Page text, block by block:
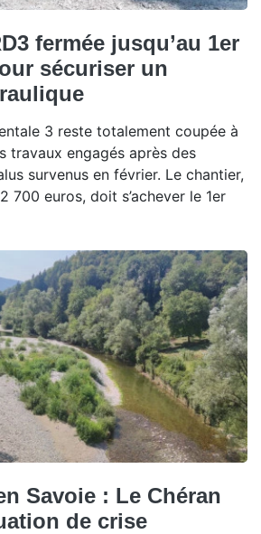
fermée jusqu’au 1er
sécuriser un
3 reste totalement coupée à
travaux engagés après des
survenus en février. Le chantier,
700 euros, doit s’achever le 1er
Savoie : Le Chéran
de crise